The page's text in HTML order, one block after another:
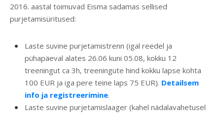
2016. aastal toimuvad Eisma sadamas sellised
purjetamisüritused:
Laste suvine purjetamistrenn (igal reedel ja
pühapäeval alates 26.06 kuni 05.08, kokku 12
treeningut ca 3h, treeningute hind kokku lapse kohta
100 EUR ja iga pere teine laps 75 EUR). Detailsem
info ja registreerimine.
Laste suvine purjetamislaager (kahel nädalavahetusel